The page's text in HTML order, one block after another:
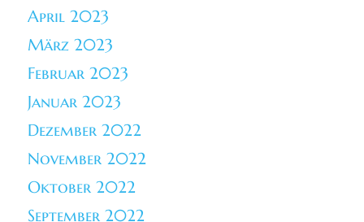
April 2023
März 2023
Februar 2023
Januar 2023
Dezember 2022
November 2022
Oktober 2022
September 2022